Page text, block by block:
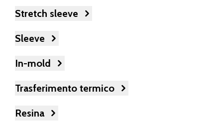
Stretch sleeve
Sleeve
In-mold
Trasferimento termico
Resina